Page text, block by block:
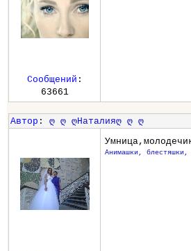
Сообщений :
63661
Автор :ღ ღ ღНаталияღ ღ ღ
Анимашки,